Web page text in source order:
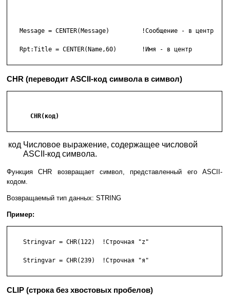
   Message = CENTER(Message)         !Сообщение - в центр
   Rpt:Title = CENTER(Name,60)       !Имя - в центр
CHR (переводит ASCII-код символа в символ)
      CHR(код)
код Числовое выражение, содержащее числовой
ASCII-код символа.
Функция CHR возвращает символ, представленный его ASCII-
кодом.
Возвращаемый тип данных: STRING
Пример:
    Stringvar = CHR(122)  !Строчная "z"
    Stringvar = CHR(239)  !Строчная "я"
CLIP (строка без хвостовых пробелов)